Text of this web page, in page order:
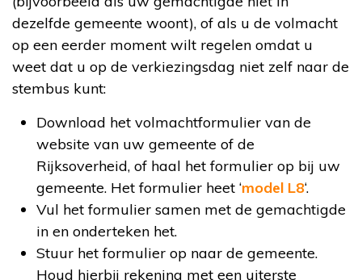
dezelfde gemeente woont), of als u de volmacht
op een eerder moment wilt regelen omdat u
weet dat u op de verkiezingsdag niet zelf naar de
stembus kunt:
Download het volmachtformulier van de
website van uw gemeente of de
Rijksoverheid, of haal het formulier op bij uw
gemeente. Het formulier heet ‘model L8‘.
Vul het formulier samen met de gemachtigde
in en onderteken het.
Stuur het formulier op naar de gemeente.
Houd hierbij rekening met een uiterste